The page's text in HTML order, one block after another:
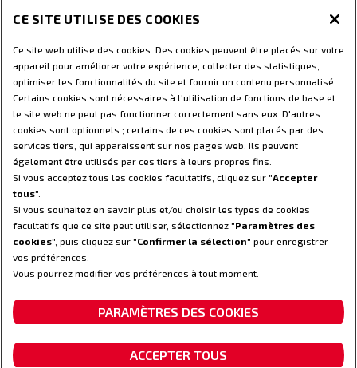
LE MONDE STEYR
Conditions d’utilisation
Empreinte
Paramètres des cookies
Déclatation relative aux Télématique
Télématique - avis de confidentialité
© 2025 CNH America LLC. Tous droits réservés. Steyr et CNH Capital
sont des marques déposées de CNH America LLC et tous ses
affiliés.
Votre partenaire de confiance.
CE SITE UTILISE DES COOKIES
Ce site web utilise des cookies. Des cookies peuvent être placés sur votre
appareil pour améliorer votre expérience, collecter des statistiques,
optimiser les fonctionnalités du site et fournir un contenu personnalisé.
Certains cookies sont nécessaires à l'utilisation de fonctions de base et
le site web ne peut pas fonctionner correctement sans eux. D'autres
cookies sont optionnels ; certains de ces cookies sont placés par des
services tiers, qui apparaissent sur nos pages web. Ils peuvent
également être utilisés par ces tiers à leurs propres fins.
Si vous acceptez tous les cookies facultatifs, cliquez sur "Accepter
tous".
Si vous souhaitez en savoir plus et/ou choisir les types de cookies
facultatifs que ce site peut utiliser, sélectionnez "Paramètres des
cookies", puis cliquez sur "Confirmer la sélection" pour enregistrer
vos préférences.
Vous pourrez modifier vos préférences à tout moment.
PARAMÈTRES DES COOKIES
ACCEPTER TOUS